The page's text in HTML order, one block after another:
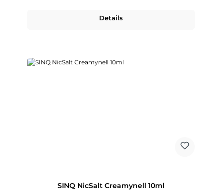
Details
SINQ NicSalt Creamynell 10ml